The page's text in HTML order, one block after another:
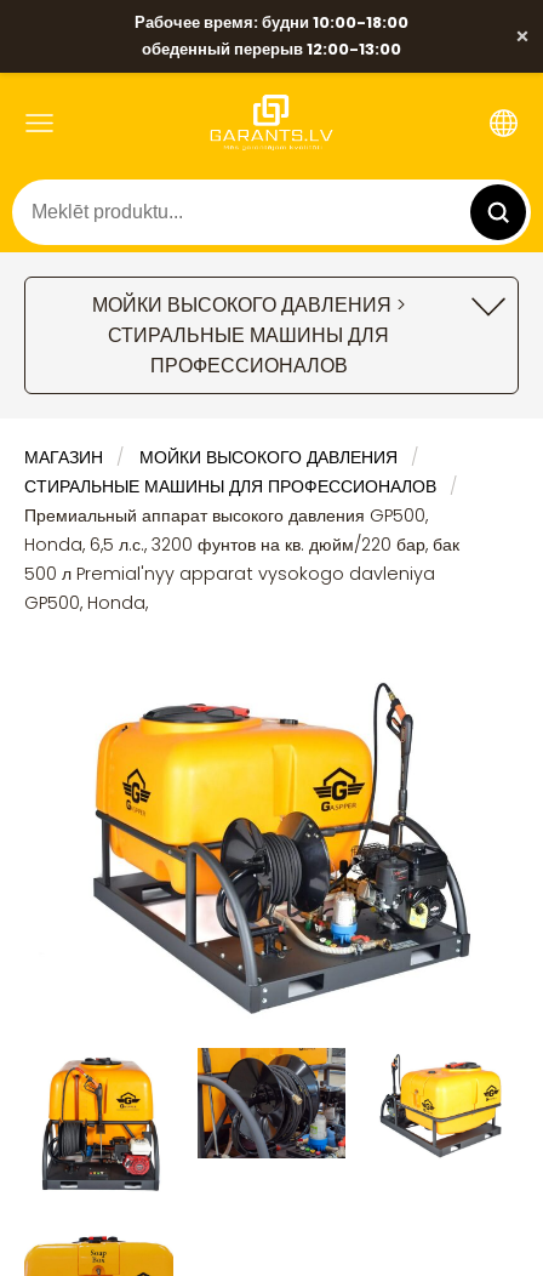
Рабочее время: будни 10:00-18:00
обеденный перерыв 12:00-13:00
×
МОЙКИ ВЫСОКОГО ДАВЛЕНИЯ >
СТИРАЛЬНЫЕ МАШИНЫ ДЛЯ
ПРОФЕССИОНАЛОВ
МАГАЗИН
МОЙКИ ВЫСОКОГО ДАВЛЕНИЯ
СТИРАЛЬНЫЕ МАШИНЫ ДЛЯ ПРОФЕССИОНАЛОВ
Премиальный аппарат высокого давления GP500,
Honda, 6,5 л.с., 3200 фунтов на кв. дюйм/220 бар, бак
500 л Premial'nyy apparat vysokogo davleniya
GP500, Honda,